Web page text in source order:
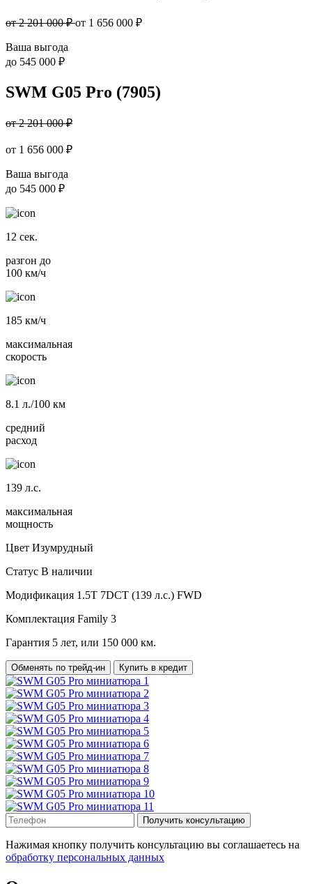
от 2 201 000 ₽от 1 656 000 ₽
Ваша выгода
до 545 000 ₽
SWM G05 Pro (7905)
от 2 201 000 ₽
от 1 656 000 ₽
Ваша выгода
до 545 000 ₽
12 сек.
разгон до
100 км/ч
185 км/ч
максимальная
скорость
8.1 л./100 км
средний
расход
139 л.с.
максимальная
мощность
Цвет Изумрудный
Статус В наличии
Модификация 1.5T 7DCT (139 л.с.) FWD
Комплектация Family 3
Гарантия 5 лет, или 150 000 км.
Обменять по трейд-ин Купить в кредит
Получить консультацию
Нажимая кнопку получить консультацию вы соглашаетесь на
обработку персональных данных